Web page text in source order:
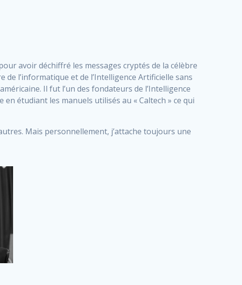
avoir déchiffré les messages cryptés de la célèbre
de l’informatique et de l’Intelligence Artificielle sans
Il fut l’un des fondateurs de l’Intelligence
étudiant les manuels utilisés au « Caltech » ce qui
Mais personnellement, j’attache toujours une